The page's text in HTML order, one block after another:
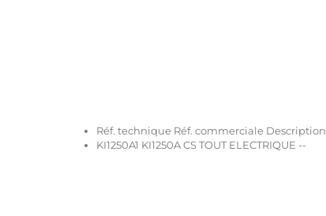
Réf. technique Réf. commerciale Description
KI1250A1 KI1250A CS TOUT ELECTRIQUE --